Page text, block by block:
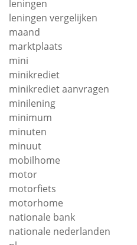
leningen
leningen vergelijken
maand
marktplaats
mini
minikrediet
minikrediet aanvragen
minilening
minimum
minuten
minuut
mobilhome
motor
motorfiets
motorhome
nationale bank
nationale nederlanden